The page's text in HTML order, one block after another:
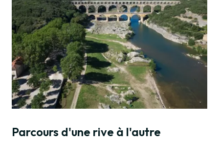
Parcours d'une rive à l'autre